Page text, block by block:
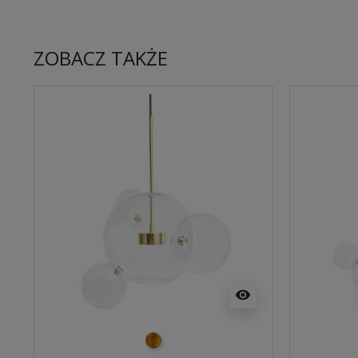
ZOBACZ TAKŻE
visibility
złoty